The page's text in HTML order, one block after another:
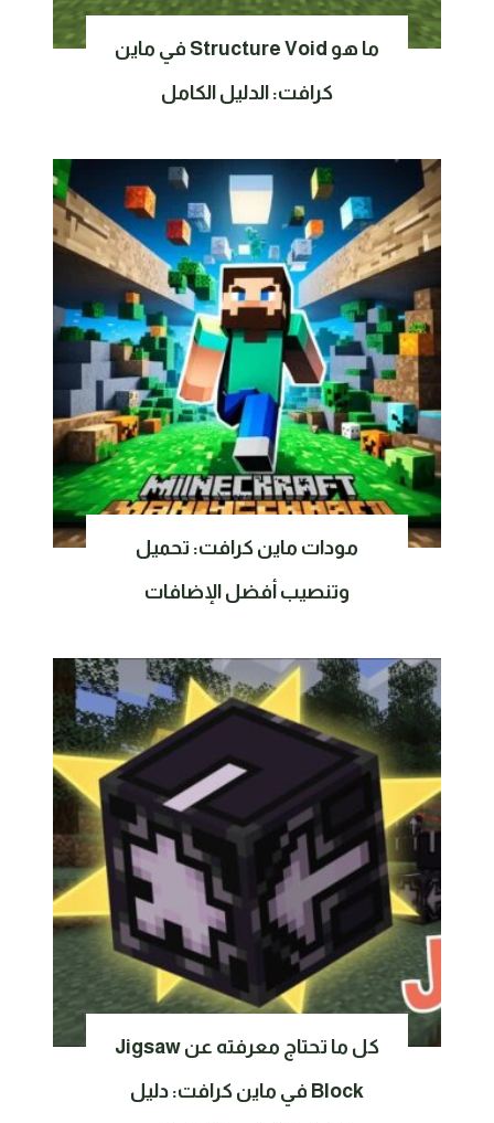
ما هو Structure Void في ماين
كرافت: الدليل الكامل
مودات ماين كرافت: تحميل
وتنصيب أفضل الإضافات
كل ما تحتاج معرفته عن Jigsaw
Block في ماين كرافت: دليل